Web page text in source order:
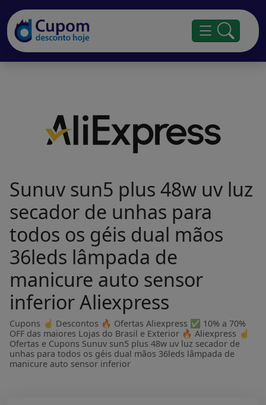
Sunuv sun5 plus 48w uv luz
secador de unhas para
todos os géis dual mãos
36leds lâmpada de
manicure auto sensor
inferior Aliexpress
Cupons ☝ Descontos 🔥 Ofertas Aliexpress ✅ 10% a 70%
OFF das maiores Lojas do Brasil e Exterior 🔥 Aliexpress ☝
Ofertas e Cupons Sunuv sun5 plus 48w uv luz secador de
unhas para todos os géis dual mãos 36leds lâmpada de
manicure auto sensor inferior